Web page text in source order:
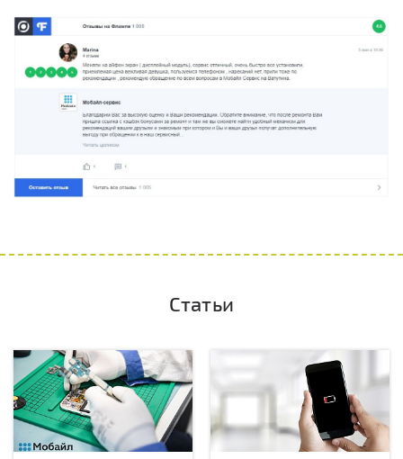
Статьи